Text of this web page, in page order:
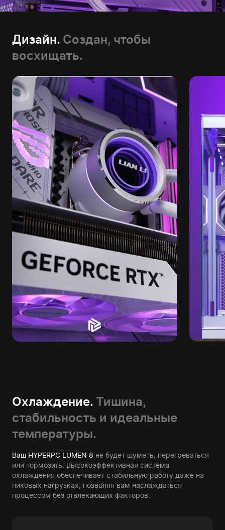
Дизайн. Создан, чтобы
восхищать.
Охлаждение. Тишина,
стабильность и идеальные
температуры.
Ваш HYPERPC LUMEN 8 не будет шуметь, перегреваться
или тормозить. Высокоэффективная система
охлаждения обеспечивает стабильную работу даже на
пиковых нагрузках, позволяя вам наслаждаться
процессом без отвлекающих факторов.